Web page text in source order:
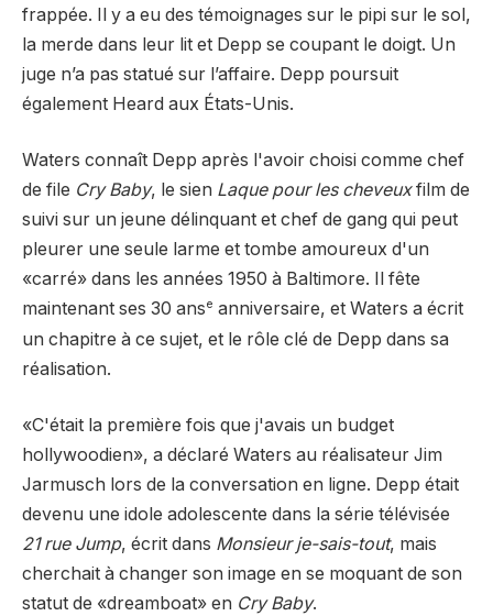
frappée. Il y a eu des témoignages sur le pipi sur le sol,
la merde dans leur lit et Depp se coupant le doigt. Un
juge n’a pas statué sur l’affaire. Depp poursuit
également Heard aux États-Unis.
Waters connaît Depp après l'avoir choisi comme chef
de file Cry Baby, le sien Laque pour les cheveuxfilm de
suivi sur un jeune délinquant et chef de gang qui peut
pleurer une seule larme et tombe amoureux d'un
«carré» dans les années 1950 à Baltimore. Il fête
maintenant ses 30 anse anniversaire, et Waters a écrit
un chapitre à ce sujet, et le rôle clé de Depp dans sa
réalisation.
«C'était la première fois que j'avais un budget
hollywoodien», a déclaré Waters au réalisateur Jim
Jarmusch lors de la conversation en ligne. Depp était
devenu une idole adolescente dans la série télévisée
21 rue Jump, écrit dans Monsieur je-sais-tout, mais
cherchait à changer son image en se moquant de son
statut de «dreamboat» en Cry Baby.